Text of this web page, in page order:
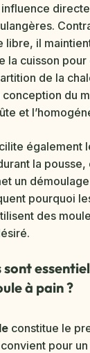
influence
libre, il
la cuisson
de la
conception du
et
également
la pousse,
un
pourquoi
des
à pain ?
constitue le
pour